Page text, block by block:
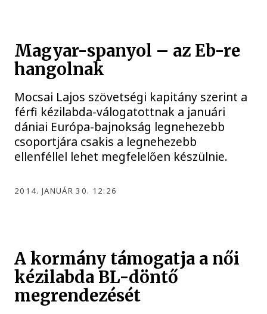
Magyar-spanyol – az Eb-re
hangolnak
Mocsai Lajos szövetségi kapitány szerint a
férfi kézilabda-válogatottnak a januári
dániai Európa-bajnokság legnehezebb
csoportjára csakis a legnehezebb
ellenféllel lehet megfelelően készülnie.
2014. JANUÁR 30. 12:26
A kormány támogatja a női
kézilabda BL-döntő
megrendezését